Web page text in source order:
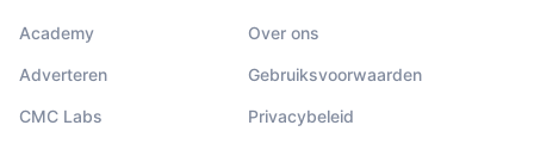
Academy
Adverteren
CMC Labs
Over ons
Gebruiksvoorwaarden
Privacybeleid